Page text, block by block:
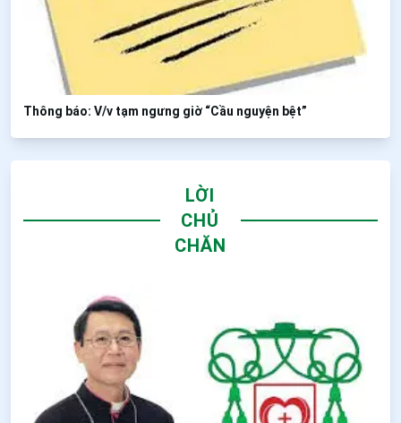
Thông báo: V/v tạm ngưng giờ “Cầu nguyện bệt”
LỜI
CHỦ
CHĂN